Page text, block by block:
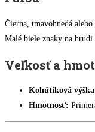
Čierna, tmavohnedá
Malé biele znaky na hrudi
Veľkosť a
Kohútiková
Hmotnosť: